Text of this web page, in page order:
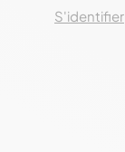
S'identifier